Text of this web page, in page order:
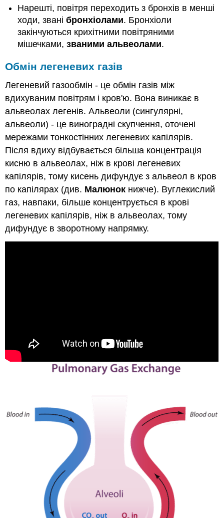
Нарешті, повітря переходить з бронхів в менші
ходи, званібронхіолами. Бронхіоли
закінчуються крихітними повітряними
мішечками,званими альвеолами.
Обмін легеневих газів
Легеневий газообмін - це обмін газів між
вдихуваним повітрям і кров'ю. Вона виникає в
альвеолах легенів. Альвеоли (сингулярні,
альвеоли) - це виноградні скупчення, оточені
мережами тонкостінних легеневих капілярів.
Після вдиху відбувається більша концентрація
кисню в альвеолах, ніж в крові легеневих
капілярів, тому кисень дифундує з альвеол в кров
по капілярах (див. Малюнок нижче). Вуглекислий
газ, навпаки, більше концентрується в крові
легеневих капілярів, ніж в альвеолах, тому
дифундує в зворотному напрямку.